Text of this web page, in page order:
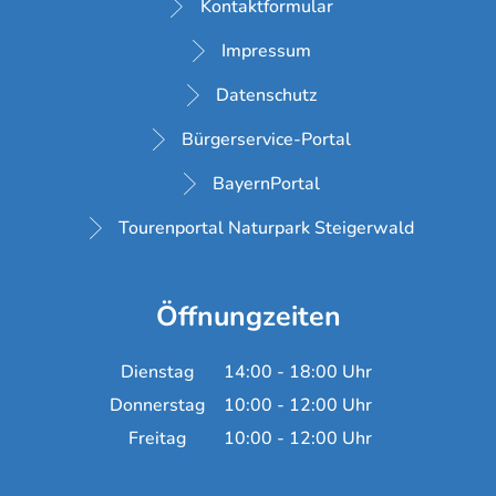
Kontaktformular
Impressum
Datenschutz
Bürgerservice-Portal
BayernPortal
Tourenportal Naturpark Steigerwald
Öffnungzeiten
Dienstag 14:00 - 18:00 Uhr
Von 14:00 bis 18:00 Uhr
Donnerstag 10:00 - 12:00 Uhr
Von 10:00 bis 12:00 Uhr
Freitag 10:00 - 12:00 Uhr